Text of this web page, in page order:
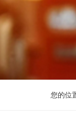
您的位